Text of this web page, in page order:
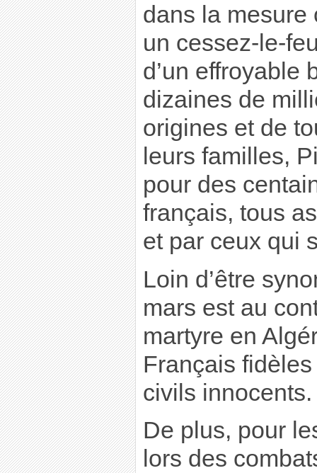
dans la mesure
un cessez-le-
d’un effroyable
dizaines de
origines et de
leurs familles,
pour des
français, tous
et par ceux qui
Loin d’être
mars est au
martyre en
Français
civils innocents.
De plus, pour
lors des